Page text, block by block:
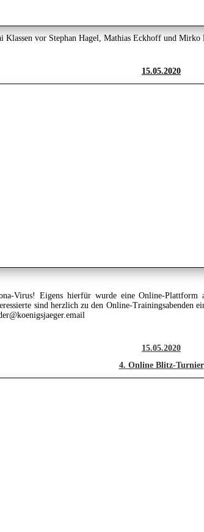
Klassen vor Stephan Hagel, Mathias Eckhoff und Mirko
15.05.2020
Virus! Eigens hierfür wurde eine Online-Plattform
sind herzlich zu den Online-Trainingsabenden
15.05.2020
4. Online Blitz-Turnier